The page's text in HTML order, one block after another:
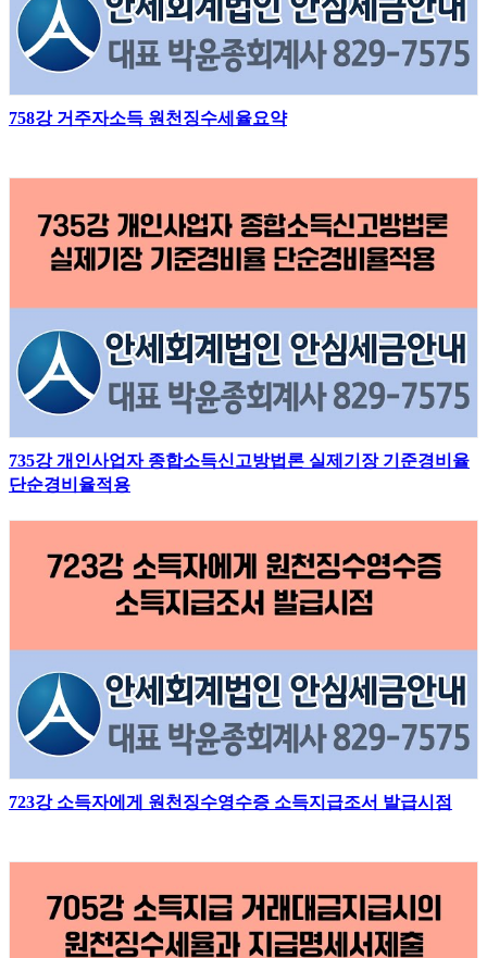
758강 거주자소득 원천징수세율요약
735강 개인사업자 종합소득신고방법론 실제기장 기준경비율
단순경비율적용
723강 소득자에게 원천징수영수증 소득지급조서 발급시점